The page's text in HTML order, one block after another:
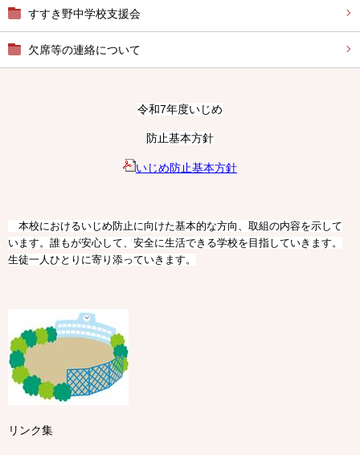
すすき野中学校支援会
欠席等の連絡について
令和7年度いじめ
防止基本方針
いじめ防止基本方針
本校におけるいじめ防止に向けた基本的な方向、取組の内容を示して
います。誰もが安心して、安全に生活できる学校を目指していきます。
生徒一人ひとりに寄り添っていきます。
リンク集